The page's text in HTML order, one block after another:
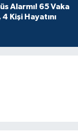
Alarmı! 65 Vaka
Kişi Hayatını